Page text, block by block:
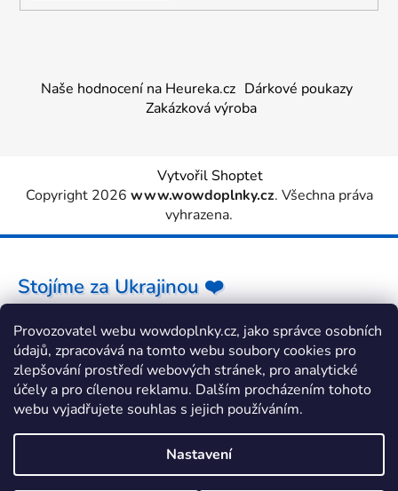
Provozovatel webu wowdoplnky.cz, jako správce osobních
údajů, zpracovává na tomto webu soubory cookies pro
zlepšování prostředí webových stránek, pro analytické
účely a pro cílenou reklamu. Dalším procházením tohoto
webu vyjadřujete souhlas s jejich používáním.
Nastavení
Naše hodnocení na Heureka.cz Dárkové poukazy
Zakázková výroba
Vytvořil Shoptet
Copyright 2026 www.wowdoplnky.cz. Všechna práva
vyhrazena.
Stojíme za Ukrajinou ❤️
Jak a čím pomoci »